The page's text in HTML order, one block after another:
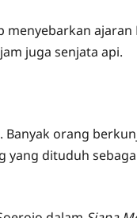
juga senjata api.
Banyak orang
dituduh